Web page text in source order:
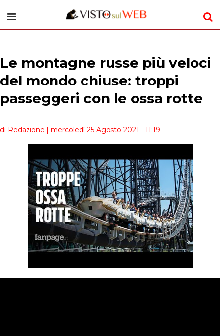
Le montagne russe più veloci
del mondo chiuse: troppi
passeggeri con le ossa rotte
di Redazione | mercoledì 25 Agosto 2021 - 11:19